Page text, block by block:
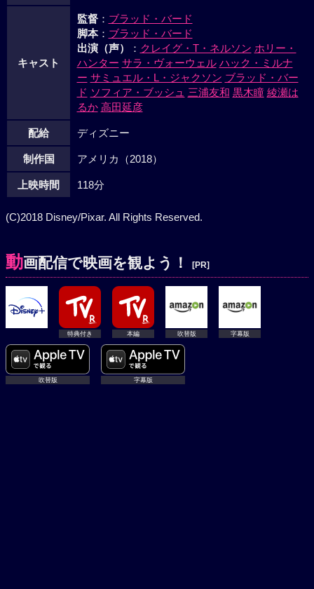
キャスト
監督： ブラッド・バード
脚本： ブラッド・バード
出演（声）
： クレイグ・T・ネルソン ホリー・
ハンター サラ・ヴォーウェル ハック・ミルナ
ー サミュエル・L・ジャクソン ブラッド・バー
ド ソフィア・ブッシュ 三浦友和 黒木瞳 綾瀬は
るか 高田延彦
配給 ディズニー
制作国 アメリカ（2018）
上映時間 118分
(C)2018 Disney/Pixar. All Rights Reserved.
動画配信で映画を観よう！ [PR]
特典付き 本編 吹替版 字幕版
吹替版 字幕版